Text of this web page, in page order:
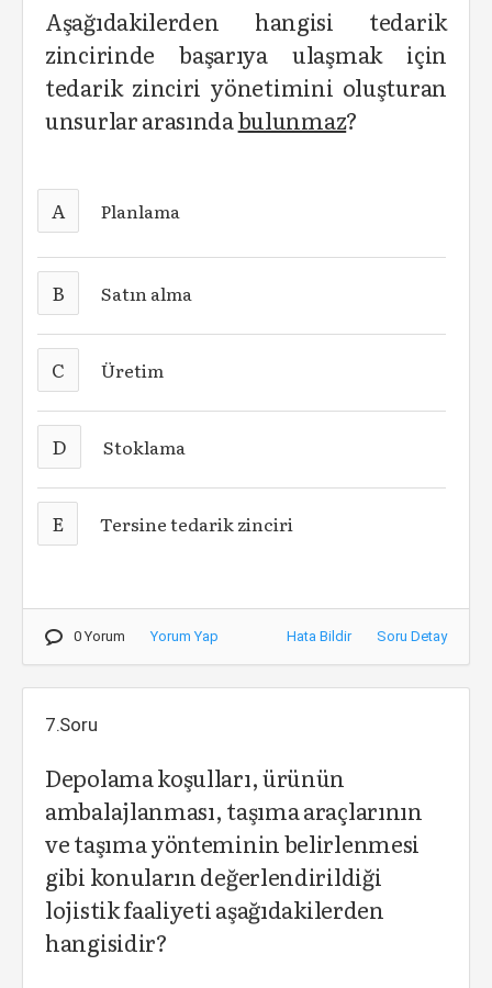
Aşağıdakilerden hangisi tedarik
zincirinde başarıya ulaşmak için
tedarik zinciri yönetimini oluşturan
unsurlar arasındabulunmaz?
A Planlama
B Satın alma
C Üretim
D Stoklama
E Tersine tedarik zinciri
0 Yorum Yorum Yap Hata Bildir Soru Detay
7.Soru
Depolama koşulları, ürünün
ambalajlanması, taşıma araçlarının
ve taşıma yönteminin belirlenmesi
gibi konuların değerlendirildiği
lojistik faaliyeti aşağıdakilerden
hangisidir?